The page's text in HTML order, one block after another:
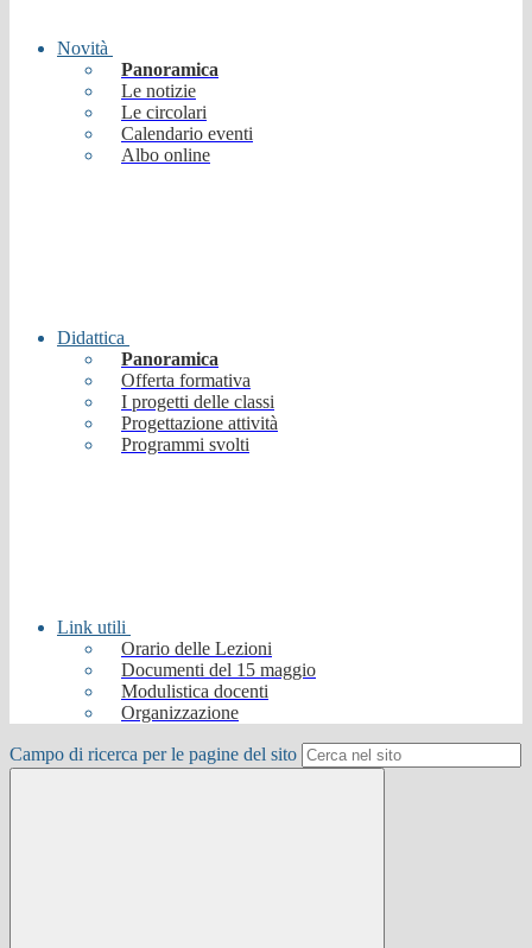
Novità
Panoramica
Le notizie
Le circolari
Calendario eventi
Albo online
Didattica
Panoramica
Offerta formativa
I progetti delle classi
Progettazione attività
Programmi svolti
Link utili
Orario delle Lezioni
Documenti del 15 maggio
Modulistica docenti
Organizzazione
Campo di ricerca per le pagine del sito